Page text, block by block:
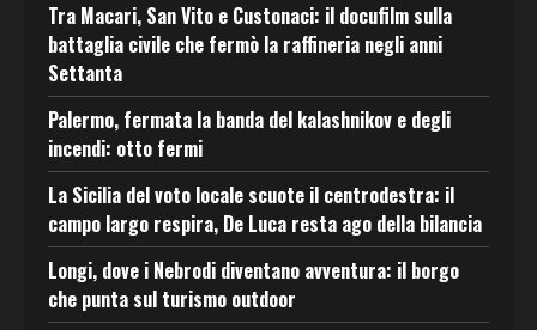
Tra Macari, San Vito e Custonaci: il docufilm sulla
battaglia civile che fermò la raffineria negli anni
Settanta
Palermo, fermata la banda del kalashnikov e degli
incendi: otto fermi
La Sicilia del voto locale scuote il centrodestra: il
campo largo respira, De Luca resta ago della bilancia
Longi, dove i Nebrodi diventano avventura: il borgo
che punta sul turismo outdoor